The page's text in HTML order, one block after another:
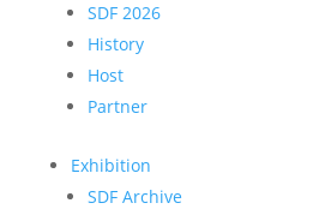
SDF 2026
History
Host
Partner
Exhibition
SDF Archive